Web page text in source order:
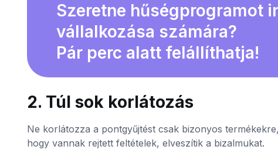
Szeretne hűségprogramot
vállalkozása számára?
Pár perc alatt felállíthatja!
2. Túl sok korlátozás
Ne korlátozza a pontgyűjtést csak bizonyos
hogy vannak rejtett feltételek, elveszítik a bizalmukat.